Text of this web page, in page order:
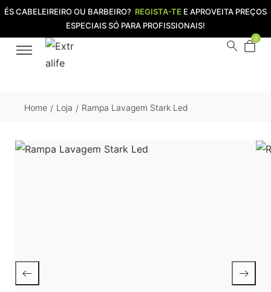
ÉS CABELEIREIRO OU BARBEIRO? REGISTA-TE E APROVEITA PREÇOS
ESPECIAIS SÓ PARA PROFISSIONAIS!
0
Home / Loja / Rampa Lavagem Stark Led